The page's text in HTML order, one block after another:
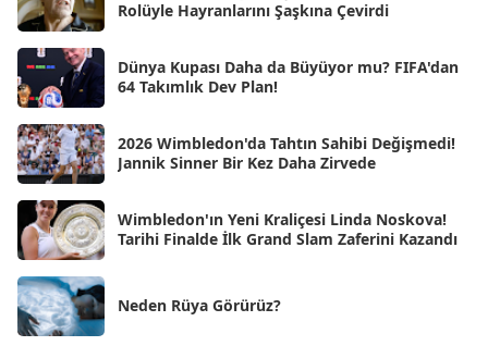
Kas 2024
Eki 2024 [46]
Eyl 2024
Ağu 2024 [10]
Tem 2024
Haz 2024 [30]
Nis 2024 [59]
Rolüyle Hayranlarını Şaşkına Çevirdi
Dünya Kupası Daha da Büyüyor mu? FIFA'dan
64 Takımlık Dev Plan!
2026 Wimbledon'da Tahtın Sahibi Değişmedi!
Jannik Sinner Bir Kez Daha Zirvede
Wimbledon'ın Yeni Kraliçesi Linda Noskova!
Tarihi Finalde İlk Grand Slam Zaferini Kazandı
Neden Rüya Görürüz?